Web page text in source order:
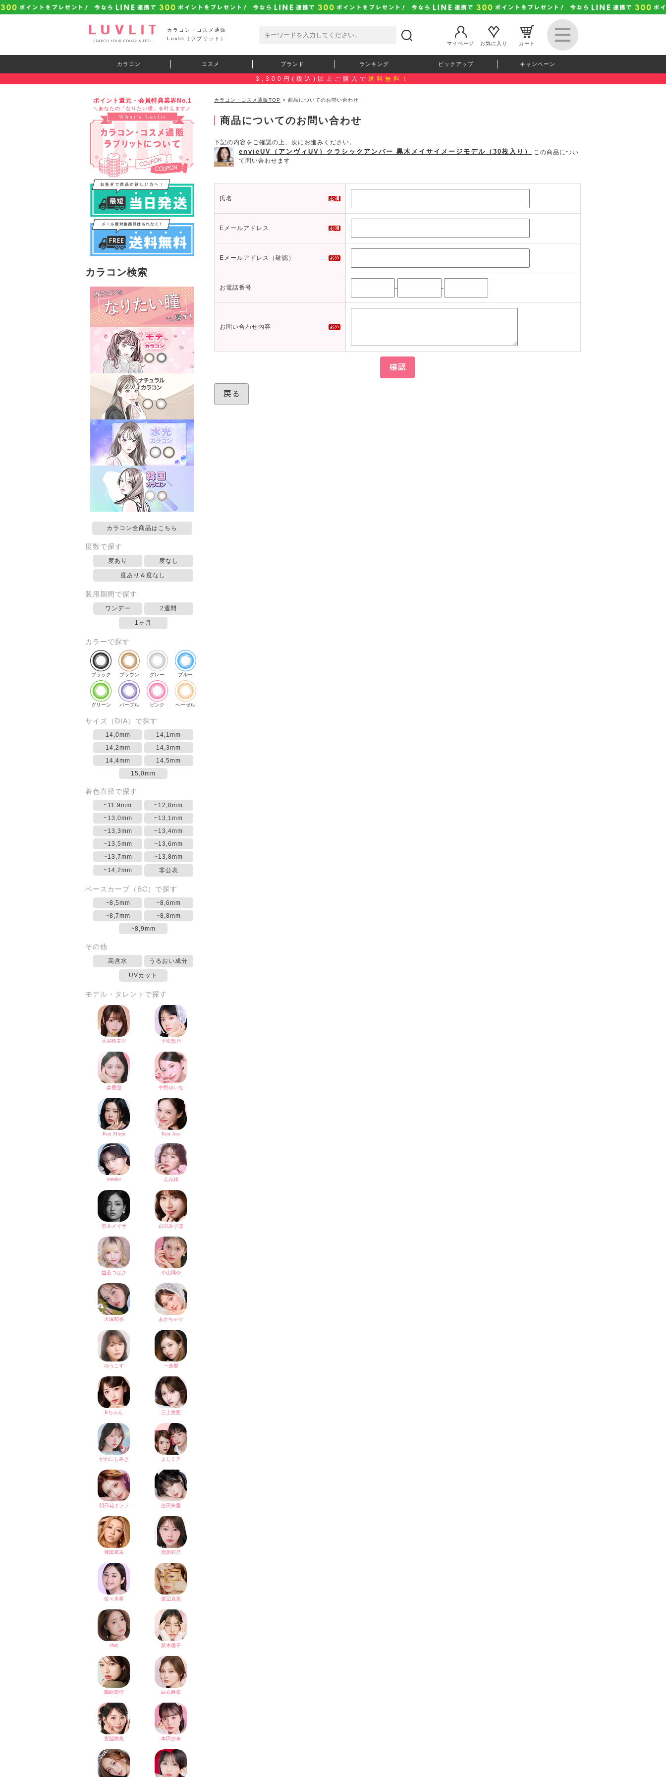
カラコン・コスメ通販
Luvlit（ラブリット）
マイページ
お気に入り カート
カラコン コスメ ブランド ランキング ピックアップ キャンペーン
3,300円(税込)以上ご購入で 送料無料！
ポイント還元・会員特典業界No.1
＼あなたの「なりたい瞳」を叶えます／
カラコン検索
カラコン全商品はこちら
度数で探す
度あり 度なし
度あり＆度なし
装用期間で探す
ワンデー 2週間
1ヶ月
カラーで探す
ブラック ブラウン グレー ブルー
グリーン パープル ピンク ヘーゼル
サイズ（DIA）で探す
14,0mm
14,1mm
14,2mm
14,3mm
14,4mm
14,5mm
15,0mm
着色直径で探す
~11.9mm
~12,8mm
~13,0mm
~13,1mm
~13,3mm
~13,4mm
~13,5mm
~13,6mm
~13,7mm
~13,8mm
~14,2mm
非公表
ベースカーブ（BC）で探す
~8,5mm
~8,6mm
~8,7mm
~8,8mm
~8,9mm
その他
高含水 うるおい成分
UVカット
モデル・タレントで探す
カラコン・コスメ通販TOP > 商品についてのお問い合わせ
商品についてのお問い合わせ
下記の内容をご確認の上、次にお進みください。
envieUV（アンヴィUV）クラシックアンバー 黒木メイサイメージモデル（30枚入り）
この商品につい
て問い合わせます
氏名
Eメールアドレス
Eメールアドレス（確認）
お電話番号 - -
お問い合わせ内容